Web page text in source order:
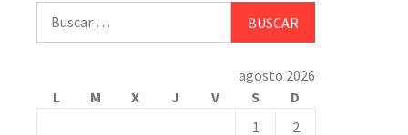
agosto 2026
L
M X J V S
D
1
2